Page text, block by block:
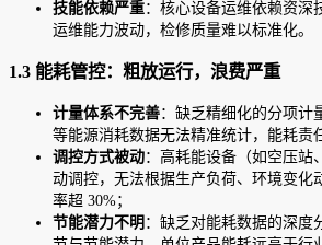
技能依赖严重：核心设备运维依赖资深
运维能力波动，检修质量难以标准化。
1.3 能耗管控：粗放运行，浪费严重
计量体系不完善：缺乏精细化的分项计
等能源消耗数据无法精准统计，能耗责
调控方式被动：高耗能设备（如空压站
动调控，无法根据生产负荷、环境变化
率超 30%；
节能潜力不明 ：缺乏对能耗数据的深度